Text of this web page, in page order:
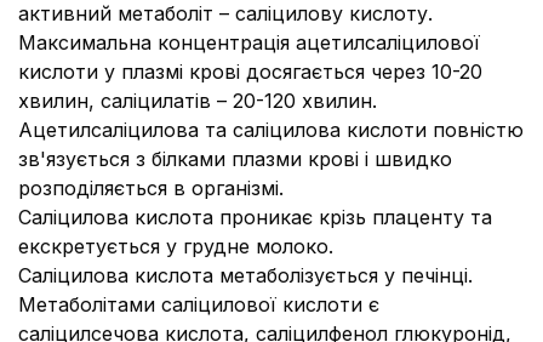
активний метаболіт – саліцилову кислоту.
Максимальна концентрація ацетилсаліцилової
кислоти у плазмі крові досягається через 10-20
хвилин, саліцилатів – 20-120 хвилин.
Ацетилсаліцилова та саліцилова кислоти повністю
зв'язується з білками плазми крові і швидко
розподіляється в організмі.
Саліцилова кислота проникає крізь плаценту та
екскретується у грудне молоко.
Саліцилова кислота метаболізується у печінці.
Метаболітами саліцилової кислоти є
саліцилсечова кислота, саліцилфенол глюкуронід,